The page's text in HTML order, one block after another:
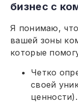
бизнес с
Я понимаю,
вашей зоны
которые
Четко
своей
ценности).